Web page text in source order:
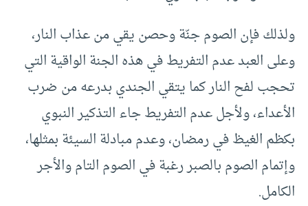
ولذلك فإن الصوم جنّة وحصن يقي من عذاب النار،
وعلى العبد عدم التفريط في هذه الجنة الواقية التي
تحجب لفح النار كما يتقي الجندي بدرعه من ضرب
الأعداء، ولأجل عدم التفريط جاء التذكير النبوي
بكظم الغيظ في رمضان، وعدم مبادلة السيئة بمثلها،
وإتمام الصوم بالصبر رغبة في الصوم التام والأجر
الكامل.